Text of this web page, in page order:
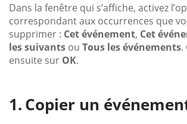
Dans la fenêtre qui s’affiche, activez
correspondant aux occurrences que
supprimer : Cet événement, Cet
les suivants ou Tous les événements.
ensuite sur OK.
Copier un